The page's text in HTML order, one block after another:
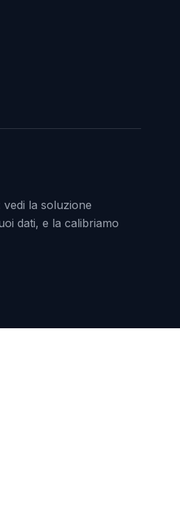
la soluzione
dati, e la calibriamo